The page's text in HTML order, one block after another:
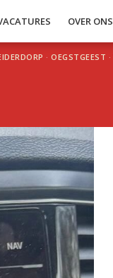
OVER ONS
· OEGSTGEEST ·